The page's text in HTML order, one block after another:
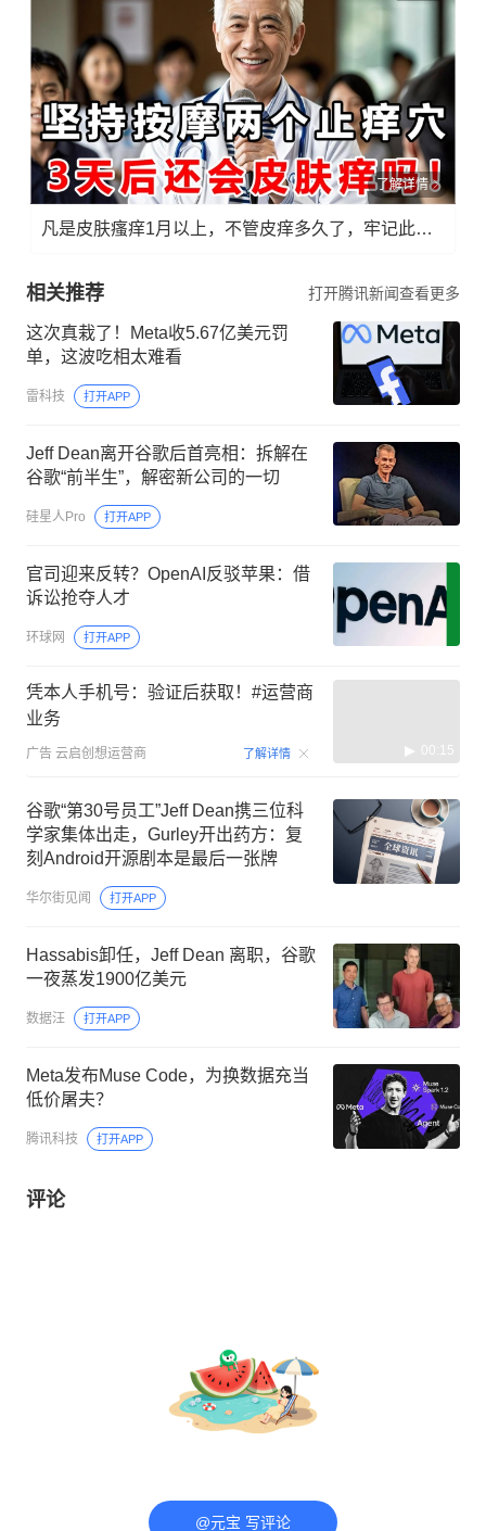
了解详情
凡是皮肤瘙痒1月以上，不管皮痒多久了，牢记此法，快！准！狠！
相关推荐 打开腾讯新闻查看更多
这次真栽了！Meta收5.67亿美元罚
单，这波吃相太难看
雷科技 打开APP
Jeff Dean离开谷歌后首亮相：拆解在
谷歌“前半生”，解密新公司的一切
硅星人Pro 打开APP
官司迎来反转？OpenAI反驳苹果：借
诉讼抢夺人才
环球网 打开APP
凭本人手机号：验证后获取！#运营商
业务
广告 云启创想运营商 了解详情 00:15
谷歌“第30号员工”Jeff Dean携三位科
学家集体出走，Gurley开出药方：复
刻Android开源剧本是最后一张牌
华尔街见闻 打开APP
Hassabis卸任，Jeff Dean 离职，谷歌
一夜蒸发1900亿美元
数据汪 打开APP
Meta发布Muse Code，为换数据充当
低价屠夫？
腾讯科技 打开APP
评论
@元宝 写评论